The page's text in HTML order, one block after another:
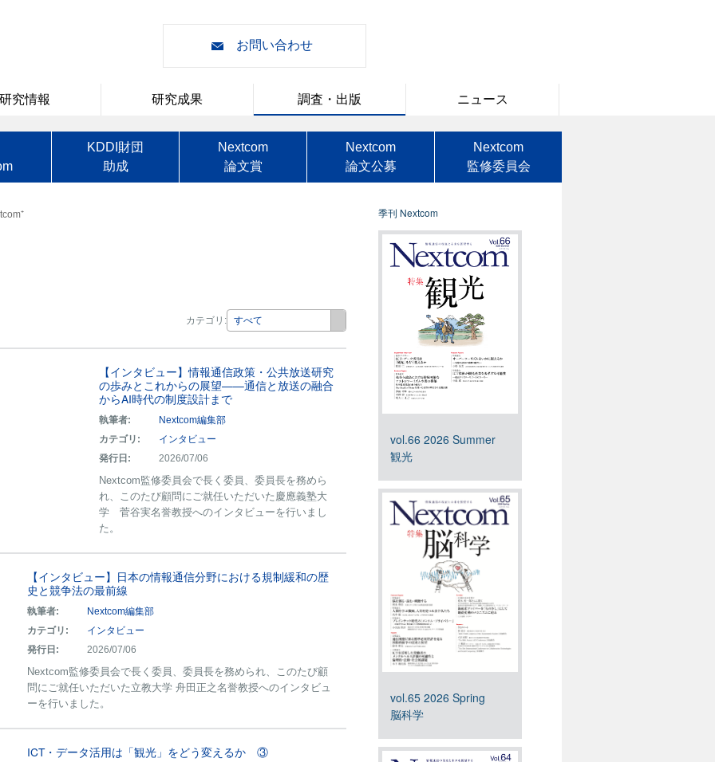
お問い合わせ
研究情報 研究成果 調査・出版 ニュース
KDDI財団
助成
Nextcom
論文賞
Nextcom
論文公募
Nextcom
監修委員会
カテゴリ: すべて
【インタビュー】情報通信政策・公共放送研究
の歩みとこれからの展望——通信と放送の融合
からAI時代の制度設計まで
執筆者:
Nextcom編集部
カテゴリ:
インタビュー
発行日:
2026/07/06
Nextcom監修委員会で長く委員、委員長を務めら
れ、このたび顧問にご就任いただいた慶應義塾大
学 菅谷実名誉教授へのインタビューを行いまし
た。
【インタビュー】日本の情報通信分野における規制緩和の歴
史と競争法の最前線
執筆者:
Nextcom編集部
カテゴリ:
インタビュー
発行日:
2026/07/06
Nextcom監修委員会で長く委員、委員長を務められ、このたび顧
問にご就任いただいた立教大学 舟田正之名誉教授へのインタビュ
ーを行いました。
ICT・データ活用は「観光」をどう変えるか ③
季刊 Nextcom
vol.66 2026 Summer
観光
vol.65 2026 Spring
脳科学